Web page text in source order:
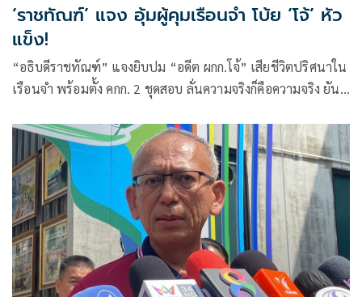
‘ราชทัณฑ์’ แจง อุ้มผู้คุมเรือนจำ โบ้ย ‘โจ้’ หัว
แข็ง!
“อธิบดีราชทัณฑ์” แจงยิบปม “อดีต ผกก.โจ้” เสียชีวิตปริศนาใน
เรือนจำ พร้อมตั้ง คกก. 2 ชุดสอบ ลั่นความจริงก็คือความจริง ยันมี